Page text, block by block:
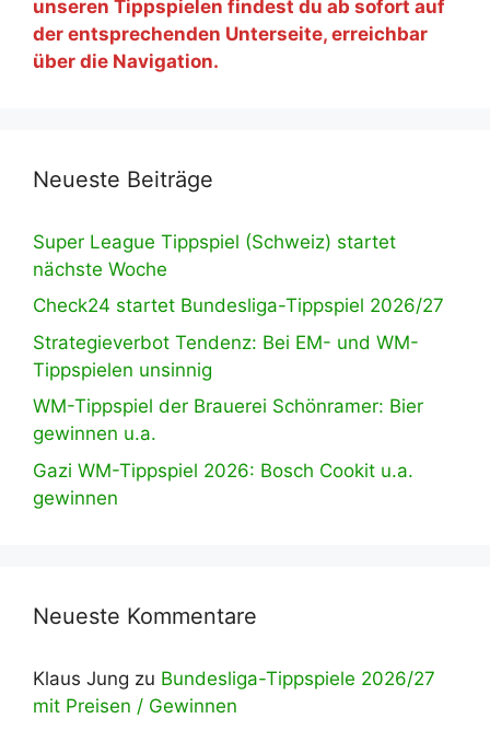
unseren Tippspielen findest du ab sofort auf
der entsprechenden Unterseite, erreichbar
über die Navigation.
Neueste Beiträge
Super League Tippspiel (Schweiz) startet
nächste Woche
Check24 startet Bundesliga-Tippspiel 2026/27
Strategieverbot Tendenz: Bei EM- und WM-
Tippspielen unsinnig
WM-Tippspiel der Brauerei Schönramer: Bier
gewinnen u.a.
Gazi WM-Tippspiel 2026: Bosch Cookit u.a.
gewinnen
Neueste Kommentare
Klaus Jung zu Bundesliga-Tippspiele 2026/27
mit Preisen / Gewinnen